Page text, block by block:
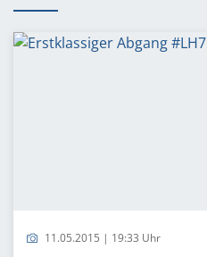
11.05.2015 | 19:33 Uhr